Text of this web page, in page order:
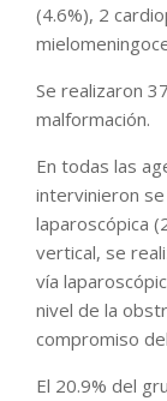
(4.6%), 2
Se realizaron
malformación.
En todas las
intervinieron
laparoscópica
vertical, se
vía
nivel de la
compromiso
El 20.9% del